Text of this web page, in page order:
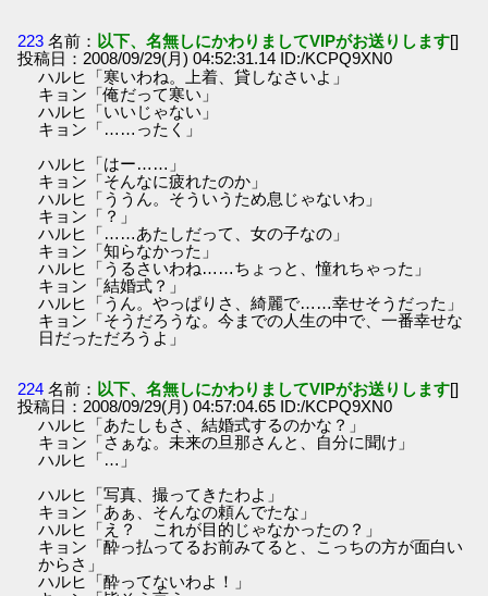
223 名前： 以下、名無しにかわりましてVIPがお送りします[]
投稿日：2008/09/29(月) 04:52:31.14 ID:/KCPQ9XN0
ハルヒ「寒いわね。上着、貸しなさいよ」
キョン「俺だって寒い」
ハルヒ「いいじゃない」
キョン「……ったく」
ハルヒ「はー……」
キョン「そんなに疲れたのか」
ハルヒ「ううん。そういうため息じゃないわ」
キョン「？」
ハルヒ「……あたしだって、女の子なの」
キョン「知らなかった」
ハルヒ「うるさいわね……ちょっと、憧れちゃった」
キョン「結婚式？」
ハルヒ「うん。やっぱりさ、綺麗で……幸せそうだった」
キョン「そうだろうな。今までの人生の中で、一番幸せな
日だっただろうよ」
224 名前： 以下、名無しにかわりましてVIPがお送りします[]
投稿日：2008/09/29(月) 04:57:04.65 ID:/KCPQ9XN0
ハルヒ「あたしもさ、結婚式するのかな？」
キョン「さぁな。未来の旦那さんと、自分に聞け」
ハルヒ「…」
ハルヒ「写真、撮ってきたわよ」
キョン「あぁ、そんなの頼んでたな」
ハルヒ「え？ これが目的じゃなかったの？」
キョン「酔っ払ってるお前みてると、こっちの方が面白い
からさ」
ハルヒ「酔ってないわよ！」